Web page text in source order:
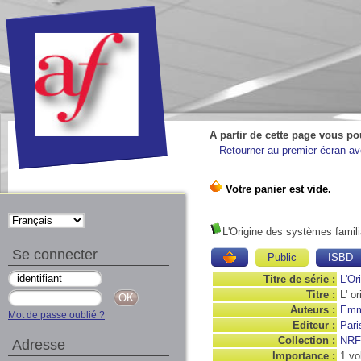
A partir de cette page vous
Retourner au premier écran
L'Origine des systèmes
Public
ISBD
Titre de série :
Titre : L'
Auteurs :
Editeur :
Collection :
Importance : 1
Se connecter
Mot de passe oublié ?
Adresse